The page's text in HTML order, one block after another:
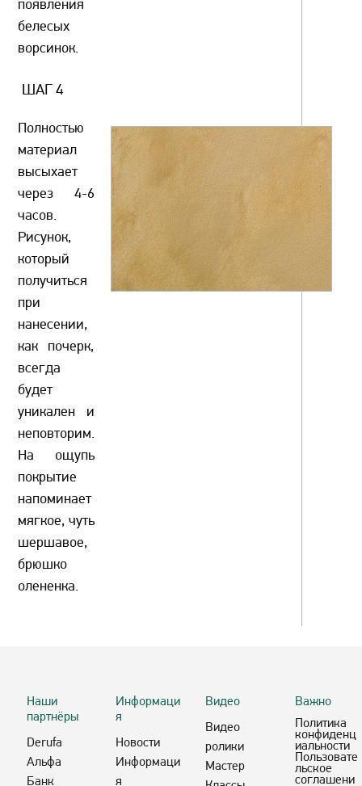
появления
белесых
ворсинок.
ШАГ 4
Полностью
материал
высыхает
через 4-6
часов.
Рисунок,
который
получиться
при
нанесении,
как почерк,
всегда
будет
уникален и
неповторим.
На ощупь
покрытие
напоминает
мягкое, чуть
шершавое,
брюшко
олененка.
Наши
партнёры
Derufa
Альфа
Банк
Информаци
я
Новости
Информаци
я
Видео
Видео
ролики
Мастер
Важно
Политика
конфиденц
иальности
Пользовате
льское
соглашени